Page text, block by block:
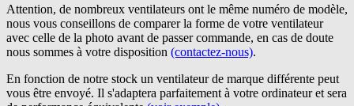
Attention, de nombreux ventilateurs ont le même numéro de modèle,
nous vous conseillons de comparer la forme de votre ventilateur
avec celle de la photo avant de passer commande, en cas de doute
nous sommes à votre disposition (contactez-nous).
En fonction de notre stock un ventilateur de marque différente peut
vous être envoyé. Il s'adaptera parfaitement à votre ordinateur et sera